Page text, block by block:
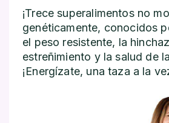
¡Trece superalimentos no
genéticamente, conocidos
el peso resistente, la
estreñimiento y la salud de
¡Energízate, una taza a la